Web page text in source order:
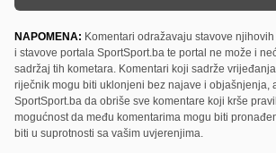
NAPOMENA: Komentari odražavaju stavove
i stavove portala SportSport.ba te portal ne može i
sadržaj tih kometara. Komentari koji sadrže
riječnik mogu biti uklonjeni bez najave i objašnjenja,
SportSport.ba da obriše sve komentare koji krše
mogućnost da među komentarima mogu biti
biti u suprotnosti sa vašim uvjerenjima.